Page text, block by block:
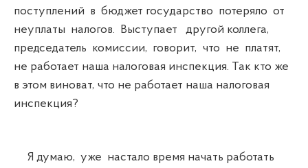
поступлений в бюджет государство потеряло от
неуплаты налогов. Выступает другой коллега,
председатель комиссии, говорит, что не платят,
не работает наша налоговая инспекция. Так кто же
в этом виноват, что не работает наша налоговая
инспекция?
Я думаю, уже настало время начать работать